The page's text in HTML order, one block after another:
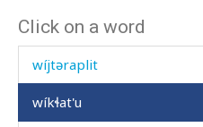
Click on a word
wíjteraplit átis
wíjtəraplit
wíkɬat'u